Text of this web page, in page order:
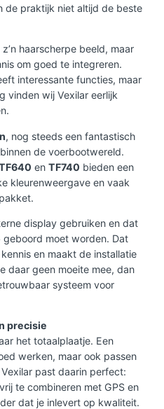
de praktijk niet altijd de beste
haarscherpe beeld, maar
om goed te integreren.
interessante functies, maar
vinden wij Vexilar eerlijk
, nog steeds een fantastisch
de voerbootwereld.
enTF740 bieden een
kleuren­weergave en vaak
display gebruiken en dat
moet worden. Dat
en maakt de installatie
daar geen moeite mee, dan
systeem voor
precisie
het totaalplaatje. Een
werken, maar ook passen
past daarin perfect:
te combineren met GPS en
dat je inlevert op kwaliteit.